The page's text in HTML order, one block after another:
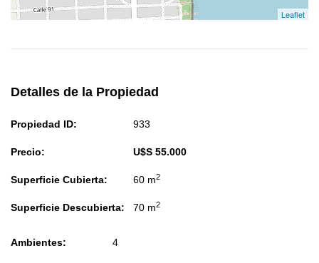
Leaflet
Detalles de la Propiedad
Propiedad ID:
Precio:
Superficie Cubierta:
Superficie Descubierta:
933
U$S 55.000
60 m2
70 m2
Ambientes: 4